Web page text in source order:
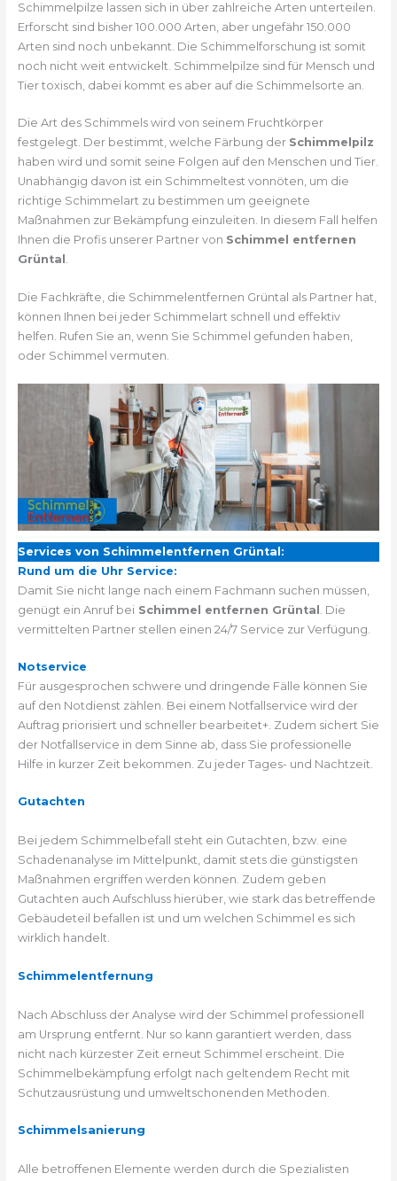
Schimmelpilze lassen sich in über zahlreiche Arten unterteilen.
Erforscht sind bisher 100.000 Arten, aber ungefähr 150.000
Arten sind noch unbekannt. Die Schimmelforschung ist somit
noch nicht weit entwickelt. Schimmelpilze sind für Mensch und
Tier toxisch, dabei kommt es aber auf die Schimmelsorte an.
Die Art des Schimmels wird von seinem Fruchtkörper
festgelegt. Der bestimmt, welche Färbung der Schimmelpilz
haben wird und somit seine Folgen auf den Menschen und Tier.
Unabhängig davon ist ein Schimmeltest vonnöten, um die
richtige Schimmelart zu bestimmen um geeignete
Maßnahmen zur Bekämpfung einzuleiten. In diesem Fall helfen
Ihnen die Profis unserer Partner von Schimmel entfernen
Grüntal .
Die Fachkräfte, die Schimmelentfernen Grüntal als Partner hat,
können Ihnen bei jeder Schimmelart schnell und effektiv
helfen. Rufen Sie an, wenn Sie Schimmel gefunden haben,
oder Schimmel vermuten.
Services von Schimmelentfernen Grüntal:
Rund um die Uhr Service:
Damit Sie nicht lange nach einem Fachmann suchen müssen,
genügt ein Anruf bei Schimmel entfernen Grüntal . Die
vermittelten Partner stellen einen 24/7 Service zur Verfügung.
Notservice
Für ausgesprochen schwere und dringende Fälle können Sie
auf den Notdienst zählen. Bei einem Notfallservice wird der
Auftrag priorisiert und schneller bearbeitet+. Zudem sichert Sie
der Notfallservice in dem Sinne ab, dass Sie professionelle
Hilfe in kurzer Zeit bekommen. Zu jeder Tages- und Nachtzeit.
Gutachten
Bei jedem Schimmelbefall steht ein Gutachten, bzw. eine
Schadenanalyse im Mittelpunkt, damit stets die günstigsten
Maßnahmen ergriffen werden können. Zudem geben
Gutachten auch Aufschluss hierüber, wie stark das betreffende
Gebäudeteil befallen ist und um welchen Schimmel es sich
wirklich handelt.
Schimmelentfernung
Nach Abschluss der Analyse wird der Schimmel professionell
am Ursprung entfernt. Nur so kann garantiert werden, dass
nicht nach kürzester Zeit erneut Schimmel erscheint. Die
Schimmelbekämpfung erfolgt nach geltendem Recht mit
Schutzausrüstung und umweltschonenden Methoden.
Schimmelsanierung
Alle betroffenen Elemente werden durch die Spezialisten